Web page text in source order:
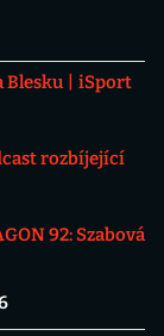
Blesku
iSport
rozbíjející
92: Szabová